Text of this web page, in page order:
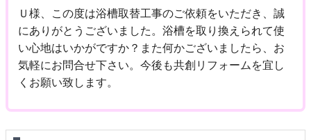
Ｕ様、この度は浴槽取替工事のご依頼をいただき、誠
にありがとうございました。浴槽を取り換えられて使
い心地はいかがですか？また何かございましたら、お
気軽にお問合せ下さい。今後も共創リフォームを宜し
くお願い致します。